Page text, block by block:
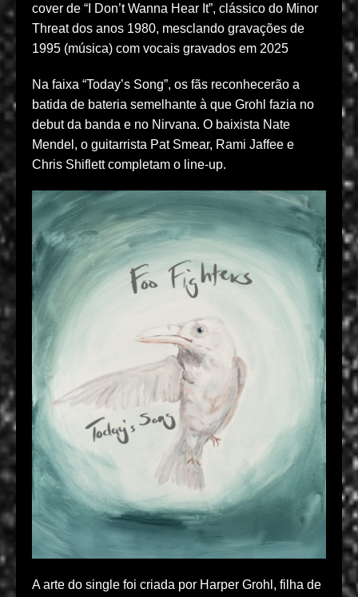
cover de “I Don’t Wanna Hear It”, clássico do Minor
Threat dos anos 1980, mesclando gravações de
1995 (música) com vocais gravados em 2025
Na faixa “Today’s Song”, os fãs reconhecerão a
batida de bateria semelhante à que Grohl fazia no
debut da banda e no Nirvana. O baixista Nate
Mendel, o guitarrista Pat Smear, Rami Jaffee e
Chris Shiflett completam o line‑up.
A arte do single foi criada por Harper Grohl, filha de